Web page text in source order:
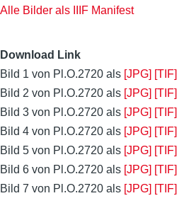
Alle Bilder als IIIF Manifest
Download Link
Bild 1 von Pl.O.2720 als [JPG] [TIF]
Bild 2 von Pl.O.2720 als [JPG] [TIF]
Bild 3 von Pl.O.2720 als [JPG] [TIF]
Bild 4 von Pl.O.2720 als [JPG] [TIF]
Bild 5 von Pl.O.2720 als [JPG] [TIF]
Bild 6 von Pl.O.2720 als [JPG] [TIF]
Bild 7 von Pl.O.2720 als [JPG] [TIF]